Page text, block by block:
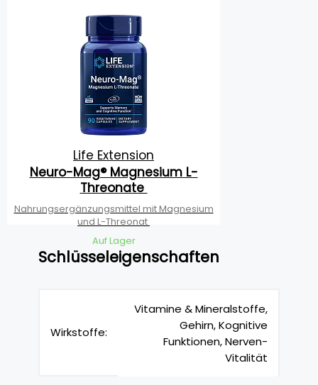
Life Extension
Neuro-Mag® Magnesium L-
Threonate
Nahrungsergänzungsmittel mit Magnesium
und L-Threonat
Auf Lager
Schlüsseleigenschaften
Wirkstoffe:
Vitamine & Mineralstoffe,
Gehirn, Kognitive
Funktionen, Nerven-
Vitalität